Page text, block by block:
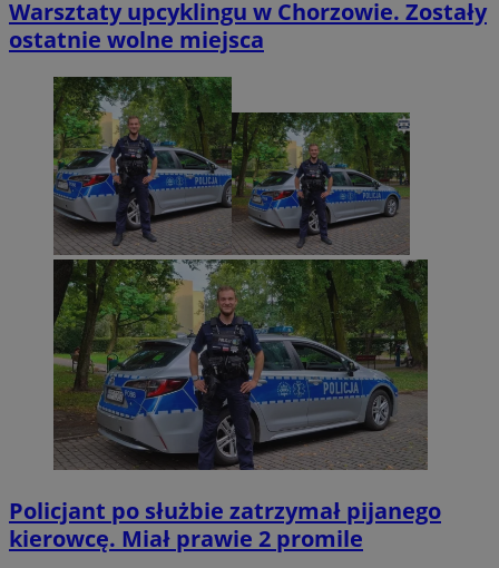
Warsztaty upcyklingu w Chorzowie. Zostały
ostatnie wolne miejsca
Policjant po służbie zatrzymał pijanego
kierowcę. Miał prawie 2 promile